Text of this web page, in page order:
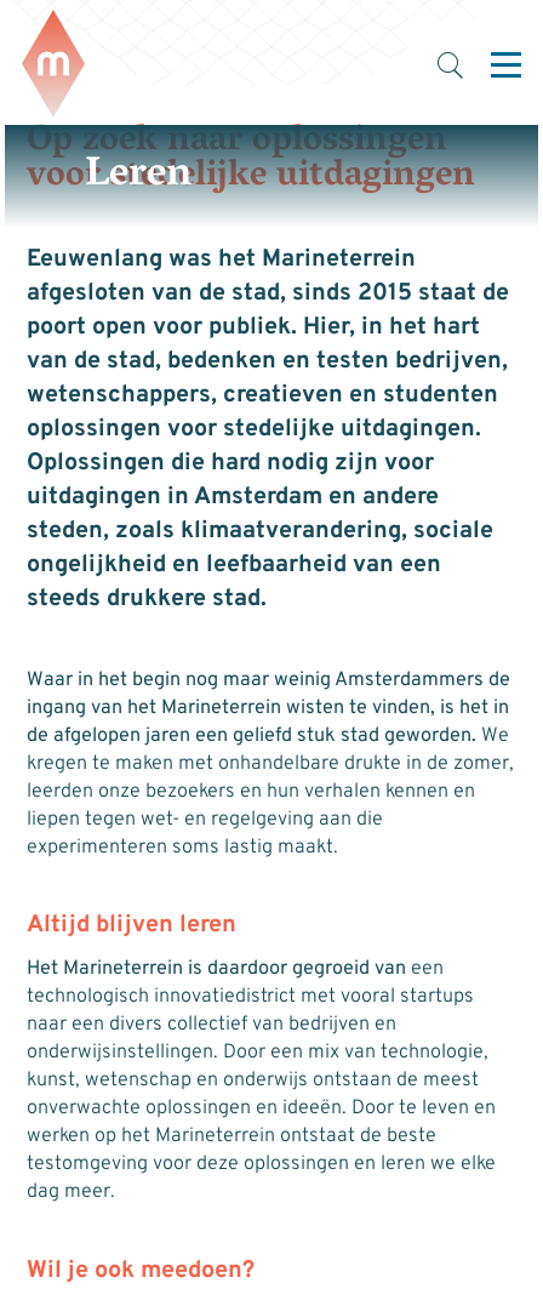
Leren
Op zoek naar oplossingen
voor stedelijke uitdagingen
Eeuwenlang was het Marineterrein
afgesloten van de stad, sinds 2015 staat de
poort open voor publiek. Hier, in het hart
van de stad, bedenken en testen bedrijven,
wetenschappers, creatieven en studenten
oplossingen voor stedelijke uitdagingen.
Oplossingen die hard nodig zijn voor
uitdagingen in Amsterdam en andere
steden, zoals klimaatverandering, sociale
ongelijkheid en leefbaarheid van een
steeds drukkere stad.
Waar in het begin nog maar weinig Amsterdammers de
ingang van het Marineterrein wisten te vinden, is het in
de afgelopen jaren een geliefd stuk stad geworden. We
kregen te maken met onhandelbare drukte in de zomer,
leerden onze bezoekers en hun verhalen kennen en
liepen tegen wet- en regelgeving aan die
experimenteren soms lastig maakt.
Altijd blijven leren
Het Marineterrein is daardoor gegroeid van een
technologisch innovatiedistrict met vooral startups
naar een divers collectief van bedrijven en
onderwijsinstellingen. Door een mix van technologie,
kunst, wetenschap en onderwijs ontstaan de meest
onverwachte oplossingen en ideeën. Door te leven en
werken op het Marineterrein ontstaat de beste
testomgeving voor deze oplossingen en leren we elke
dag meer.
Wil je ook meedoen?